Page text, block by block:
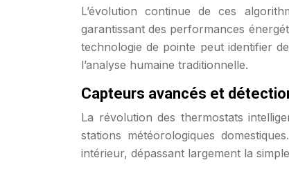
L’évolution continue de ces
garantissant des performances
technologie de pointe peut identifier
l’analyse humaine traditionnelle.
Capteurs avancés et
La révolution des thermostats
stations météorologiques
intérieur, dépassant largement la